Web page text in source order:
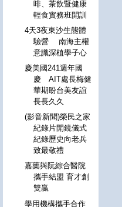
啡、茶飲暨健康
輕食實務班開訓
4天3夜東沙生態體
驗營 南海主權
意識深植學子心
慶美國241週年國
慶 AIT處長梅健
華期盼台美友誼
長長久久
(影音新聞)榮民之家
紀錄片開鏡儀式
紀錄歷史向老兵
致最敬禮
嘉藥與阮綜合醫院
攜手結盟 育才創
雙贏
學用機構攜手合作